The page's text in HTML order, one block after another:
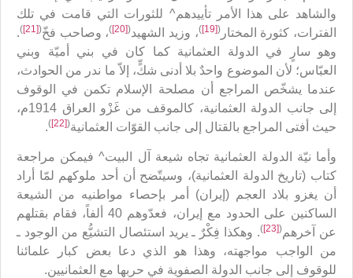
والشاهد على هذا الأمر تأييدهم^ للثورات التي قامت في تلك
الفترات، كثورة المختار(
[19]
)، وزيد الشهيد(
[20]
)، وصاحب فخّ(
[21]
)
.
وهو سارٍ في الدولة العثمانية كما كان في بني أميّة وبني
العبّاس؛ لأن الموضوع واحدٌ بلا أدنى شكٍّ، إلاّ ما ندر من الحوادث،
عندما يشخّص المراجع أن مصلحة الإسلام تكمن في الوقوف
إلى جانب الدولة العثمانية، كالموقف من غَزْو العراق 1914م،
حيث أفتى المراجع بالقتال إلى جانب القوّات العثمانية(
[22]
)
.
وأما نيّة الدولة العثمانية تجاه شيعة آل البيت^ فيمكن مراجعة
كتاب (تاريخ الدولة العثمانية)، وسيتّضح أن أحد ملوكهم لمّا أراد
أن يغزو بلاد العجم (إيران) أمر بإحصاء مواطنيه من الشيعة
الساكنين على الحدود مع إيران، فعدّوهم 40 ألفاً، فقام بقتلهم
عن آخرهم(
[23]
). وهكذا فِكْرٌ ـ يريد استئصال التشيُّع من الوجود ـ
من الواجب مواجهته، وهذا هو الذي دعا بعض كبار علمائنا
للوقوف إلى جانب الدولة الصفوية في حربها مع العثمانيين.